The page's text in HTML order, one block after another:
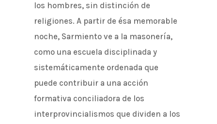
los hombres, sin distinción de
religiones. A partir de ésa memorable
noche, Sarmiento ve a la masonería,
como una escuela disciplinada y
sistemáticamente ordenada que
puede contribuir a una acción
formativa conciliadora de los
interprovincialismos que dividen a los